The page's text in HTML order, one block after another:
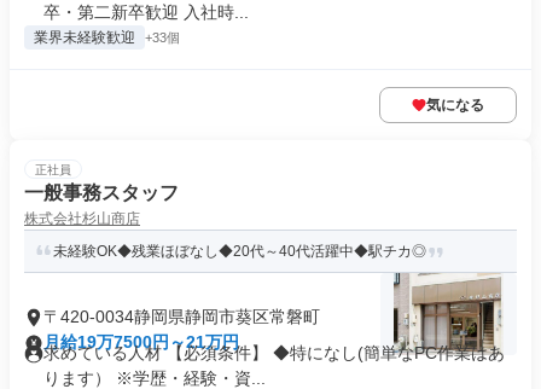
卒・第二新卒歓迎 入社時...
業界未経験歓迎 +33個
気になる
正社員
一般事務スタッフ
株式会社杉山商店
未経験OK◆残業ほぼなし◆20代～40代活躍中◆駅チカ◎
〒420-0034静岡県静岡市葵区常磐町
月給19万7500円～21万円
求めている人材 【必須条件】 ◆特になし(簡単なPC作業はあ
ります） ※学歴・経験・資...